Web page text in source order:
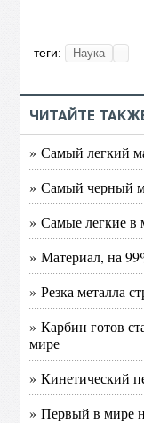
теги: Наука
ЧИТАЙТЕ
» Самый легкий
» Самый черный
» Самые легкие в
» Материал, на
» Резка металла
» Карбин готов
мире
» Кинетический
» Первый в мире